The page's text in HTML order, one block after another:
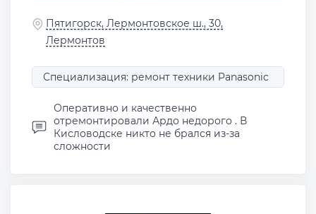
Пятигорск, Лермонтовское ш., 30,
Лермонтов
Специализация: ремонт техники Panasonic
Оперативно и качественно
отремонтировали Ардо недорого . В
Кисловодске никто не брался из-за
сложности